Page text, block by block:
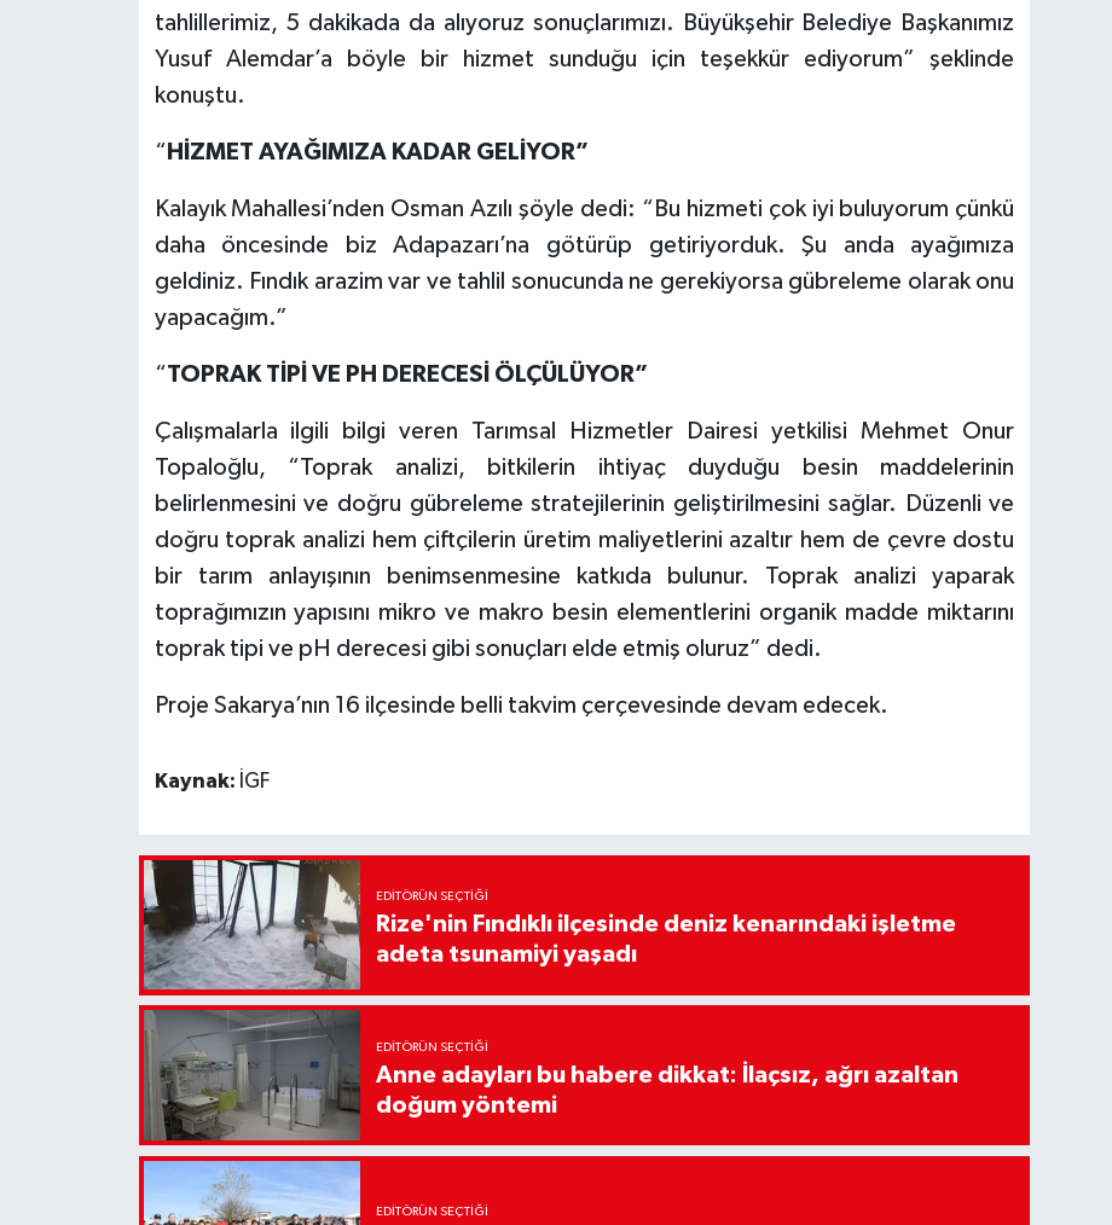
tahlillerimiz, 5 dakikada da alıyoruz sonuçlarımızı. Büyükşehir Belediye Başkanımız
Yusuf Alemdar’a böyle bir hizmet sunduğu için teşekkür ediyorum” şeklinde
konuştu.
“ HİZMET AYAĞIMIZA KADAR GELİYOR”
Kalayık Mahallesi’nden Osman Azılı şöyle dedi: “Bu hizmeti çok iyi buluyorum çünkü
daha öncesinde biz Adapazarı’na götürüp getiriyorduk. Şu anda ayağımıza
geldiniz. Fındık arazim var ve tahlil sonucunda ne gerekiyorsa gübreleme olarak onu
yapacağım.”
“TOPRAK TİPİ VE PH DERECESİ ÖLÇÜLÜYOR”
Çalışmalarla ilgili bilgi veren Tarımsal Hizmetler Dairesi yetkilisi Mehmet Onur
Topaloğlu, “Toprak analizi, bitkilerin ihtiyaç duyduğu besin maddelerinin
belirlenmesini ve doğru gübreleme stratejilerinin geliştirilmesini sağlar. Düzenli ve
doğru toprak analizi hem çiftçilerin üretim maliyetlerini azaltır hem de çevre dostu
bir tarım anlayışının benimsenmesine katkıda bulunur. Toprak analizi yaparak
toprağımızın yapısını mikro ve makro besin elementlerini organik madde miktarını
toprak tipi ve pH derecesi gibi sonuçları elde etmiş oluruz” dedi.
Proje Sakarya’nın 16 ilçesinde belli takvim çerçevesinde devam edecek.
Kaynak: İGF
EDITÖRÜN SEÇTIĞI
Rize'nin Fındıklı ilçesinde deniz kenarındaki işletme
adeta tsunamiyi yaşadı
EDITÖRÜN SEÇTIĞI
Anne adayları bu habere dikkat: İlaçsız, ağrı azaltan
doğum yöntemi
EDITÖRÜN SEÇTIĞI